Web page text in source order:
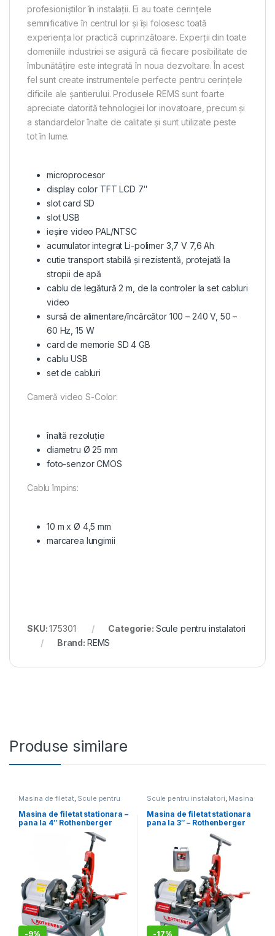
profesioniștilor în instalații. Ei au toate cerințele
semnificative în centrul lor și își folosesc toată
experiența lor practică cuprinzătoare. Experții din toate
domeniile industriei se asigură că fiecare posibilitate de
îmbunătățire este integrată în noua dezvoltare. În acest
fel sunt create instrumentele perfecte pentru cerințele
dificile ale șantierului. Produsele REMS sunt foarte
apreciate datorită tehnologiei lor inovatoare, precum și
a standardelor înalte de calitate și sunt utilizate peste
tot în lume.
microprocesor
display color TFT LCD 7″
slot card SD
slot USB
ieșire video PAL/NTSC
acumulator integrat Li-polimer 3,7 V 7,6 Ah
cutie transport stabilă și rezistentă, protejată la
stropii de apă
cablu de legătură 2 m, de la controler la set cabluri
video
sursă de alimentare/încărcător 100 – 240 V, 50 –
60 Hz, 15 W
card de memorie SD 4 GB
cablu USB
set de cabluri
Cameră video S-Color:
înaltă rezoluție
diametru Ø 25 mm
foto-senzor CMOS
Cablu împins:
10 m x Ø 4,5 mm
marcarea lungimii
SKU:175301 Categorie: Scule pentru instalatori
Brand: REMS
Produse similare
Masina de filetat, Scule pentru
Masina de filetat stationara –
pana la 4″ Rothenberger
-9%
Scule pentru instalatori, Masina
Masina de filetat stationara
pana la 3″ – Rothenberger
-17%